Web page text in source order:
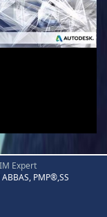
Expert
PMP®,SS